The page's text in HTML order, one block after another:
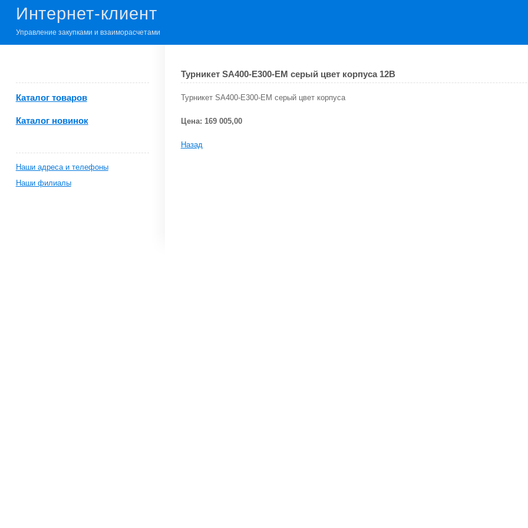
Интернет-клиент
Управление закупками и взаиморасчетами
Турникет SA400-E300-EM серый цвет корпуса 12В
Турникет SA400-E300-EM серый цвет корпуса
Цена: 169 005,00
Назад
Каталог товаров
Каталог новинок
Наши адреса и телефоны
Наши филиалы